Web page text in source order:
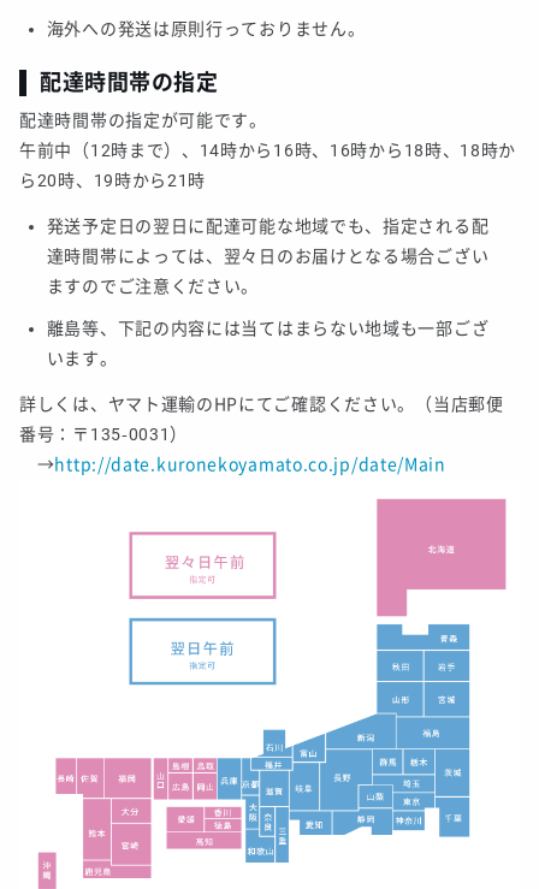
海外への発送は原則行っておりません。
配達時間帯の指定
配達時間帯の指定が可能です。
午前中（12時まで）、14時から16時、16時から18時、18時か
ら20時、19時から21時
発送予定日の翌日に配達可能な地域でも、指定される配
達時間帯によっては、翌々日のお届けとなる場合ござい
ますのでご注意ください。
離島等、下記の内容には当てはまらない地域も一部ござ
います。
詳しくは、ヤマト運輸のHPにてご確認ください。（当店郵便
番号：〒135-0031）
→http://date.kuronekoyamato.co.jp/date/Main